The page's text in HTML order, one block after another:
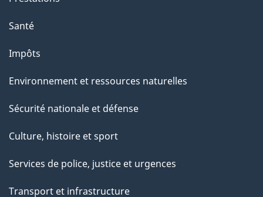
Santé
Impôts
Environnement et ressources naturelles
Sécurité nationale et défense
Culture, histoire et sport
Services de police, justice et urgences
Transport et infrastructure